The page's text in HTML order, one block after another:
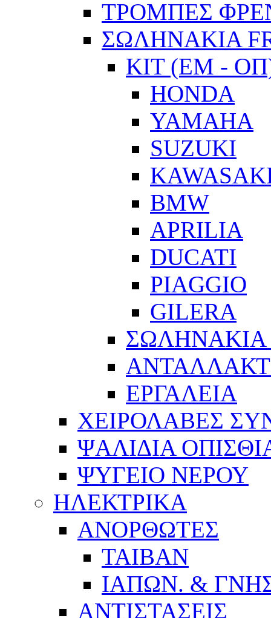
ΤΡΟΜΠΕΣ
ΣΩΛΗΝΑΚΙΑ
ΚΙΤ (ΕΜ -
HONDA
YAMAHA
SUZUKI
BMW
APRILIA
DUCATI
PIAGGIO
GILERA
ΕΡΓΑΛΕΙΑ
ΧΕΙΡΟΛΑΒΕΣ
ΨΑΛΙΔΙΑ
ΨΥΓΕΙΟ ΝΕΡΟΥ
ΗΛΕΚΤΡΙΚΑ
ΑΝΟΡΘΩΤΕΣ
ΤΑΙΒΑΝ
ΙΑΠΩΝ. &
ΑΝΤΙΣΤΑΣΕΙΣ